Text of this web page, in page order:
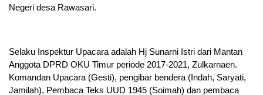
Negeri desa Rawasari.
Selaku Inspektur Upacara adalah Hj Sunarni Istri dari Mantan
Anggota DPRD OKU Timur periode 2017-2021, Zulkarnaen.
Komandan Upacara (Gesti), pengibar bendera (Indah, Saryati,
Jamilah), Pembaca Teks UUD 1945 (Soimah) dan pembaca